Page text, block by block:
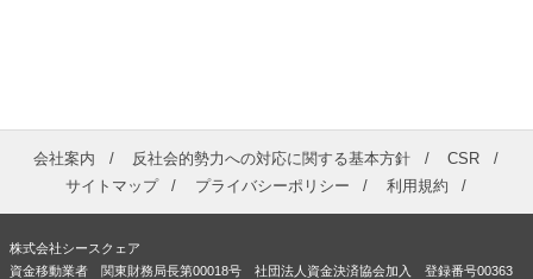
会社案内 反社会的勢力への対応に関する基本方針
CSR
サイトマップ
プライバシーポリシー 利用規約
株式会社シースクェア
資金移動業者 関東財務局長第00018号 社団法人資金決済協会加入 登録番号00363